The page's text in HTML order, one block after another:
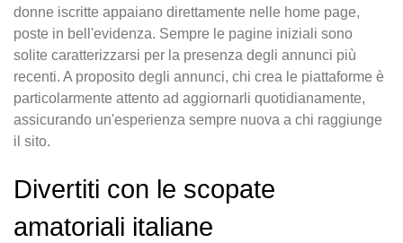
donne iscritte appaiano direttamente nelle home page,
poste in bell'evidenza. Sempre le pagine iniziali sono
solite caratterizzarsi per la presenza degli annunci più
recenti. A proposito degli annunci, chi crea le piattaforme è
particolarmente attento ad aggiornarli quotidianamente,
assicurando un'esperienza sempre nuova a chi raggiunge
il sito.
Divertiti con le scopate
amatoriali italiane